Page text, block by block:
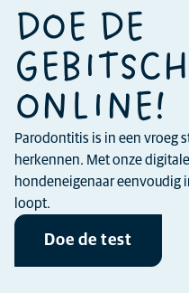
DOE DE
ONLINE!
Parodontitis is in een vroeg
herkennen. Met onze
hondeneigenaar eenvoudig
loopt.
Doe de test